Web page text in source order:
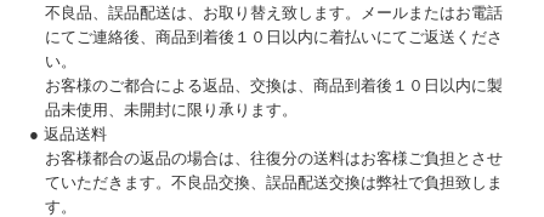
不良品、誤品配送は、お取り替え致します。メールまたはお電話
にてご連絡後、商品到着後１０日以内に着払いにてご返送くださ
い。
お客様のご都合による返品、交換は、商品到着後１０日以内に製
品未使用、未開封に限り承ります。
● 返品送料
お客様都合の返品の場合は、往復分の送料はお客様ご負担とさせ
ていただきます。不良品交換、誤品配送交換は弊社で負担致しま
す。